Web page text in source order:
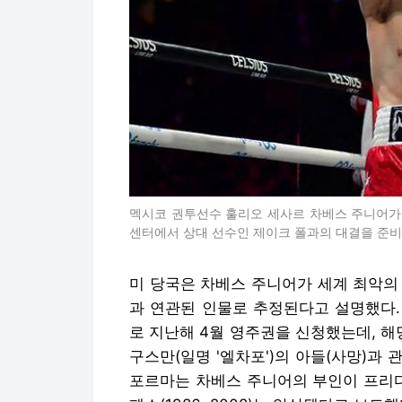
멕시코 권투선수 훌리오 세사르 차베스 주니어
센터에서 상대 선수인 제이크 폴과의 대결을 준
미 당국은 차베스 주니어가 세계 최악
과 연관된 인물로 추정된다고 설명했
로 지난해 4월 영주권을 신청했는데,
구스만(일명 '엘차포')의 아들(사망)과
포르마는 차베스 주니어의 부인이 프